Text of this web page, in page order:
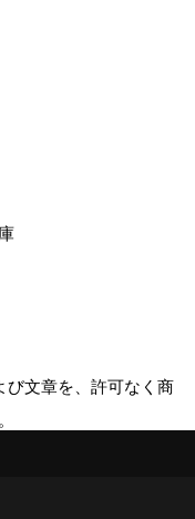
び文章を、許可なく商